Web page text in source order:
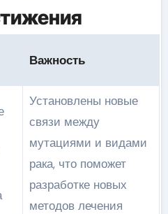
Важность
Установлены новые
связи между
мутациями и видами
рака, что поможет
разработке новых
методов лечения